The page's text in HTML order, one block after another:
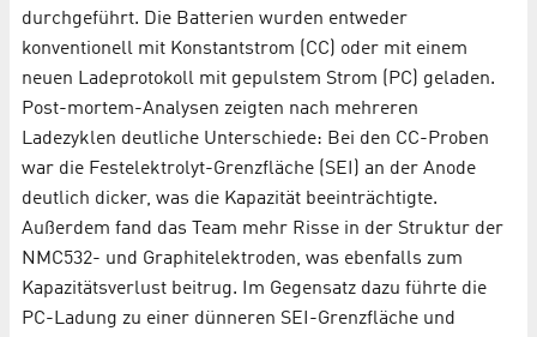
durchgeführt. Die Batterien wurden entweder
konventionell mit Konstantstrom (CC) oder mit einem
neuen Ladeprotokoll mit gepulstem Strom (PC) geladen.
Post-mortem-Analysen zeigten nach mehreren
Ladezyklen deutliche Unterschiede: Bei den CC-Proben
war die Festelektrolyt-Grenzfläche (SEI) an der Anode
deutlich dicker, was die Kapazität beeinträchtigte.
Außerdem fand das Team mehr Risse in der Struktur der
NMC532- und Graphitelektroden, was ebenfalls zum
Kapazitätsverlust beitrug. Im Gegensatz dazu führte die
PC-Ladung zu einer dünneren SEI-Grenzfläche und